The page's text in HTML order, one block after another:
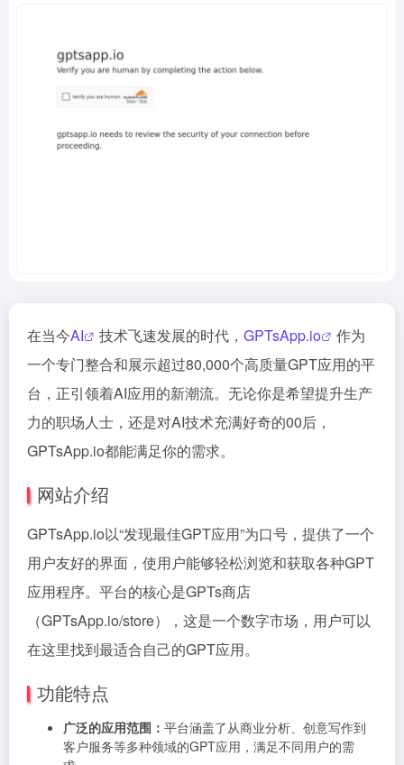
在当今AI 技术飞速发展的时代， GPTsApp.io
作为
一个专门整合和展示超过80,000个高质量GPT应用的平
台，正引领着AI应用的新潮流。无论你是希望提升生产
力的职场人士，还是对AI技术充满好奇的00后，
GPTsApp.io都能满足你的需求。
网站介绍
GPTsApp.io以“发现最佳GPT应用”为口号，提供了一个
用户友好的界面，使用户能够轻松浏览和获取各种GPT
应用程序。平台的核心是GPTs商店
（GPTsApp.io/store），这是一个数字市场，用户可以
在这里找到最适合自己的GPT应用。
功能特点
广泛的应用范围： 平台涵盖了从商业分析、创意写作到
客户服务等多种领域的GPT应用，满足不同用户的需